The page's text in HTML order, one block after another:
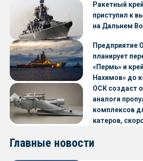
Ракетный
приступил к
на Дальнем
Предприятие
планирует
«Пермь» и
Нахимов» до
ОСК создаст
аналоги
комплексов
катеров,
Главные новости